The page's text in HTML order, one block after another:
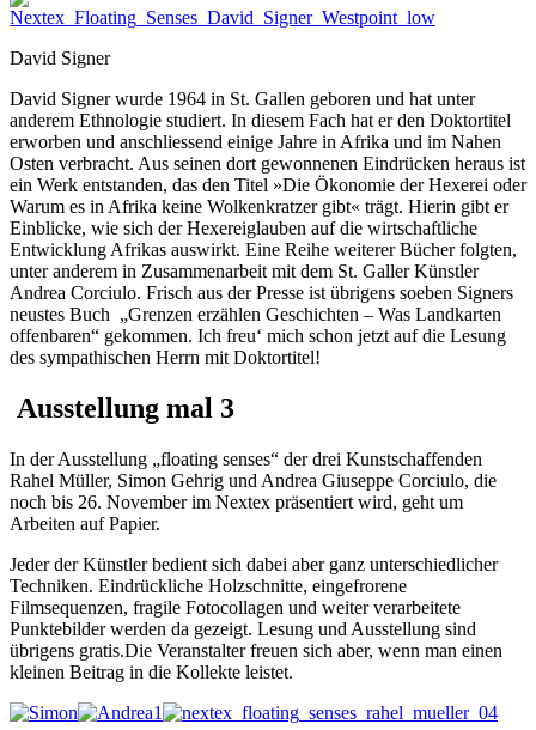
David Signer
David Signer wurde 1964 in St. Gallen geboren und hat unter
anderem Ethnologie studiert. In diesem Fach hat er den Doktortitel
erworben und anschliessend einige Jahre in Afrika und im Nahen
Osten verbracht. Aus seinen dort gewonnenen Eindrücken heraus ist
ein Werk entstanden, das den Titel »Die Ökonomie der Hexerei oder
Warum es in Afrika keine Wolkenkratzer gibt« trägt. Hierin gibt er
Einblicke, wie sich der Hexereiglauben auf die wirtschaftliche
Entwicklung Afrikas auswirkt. Eine Reihe weiterer Bücher folgten,
unter anderem in Zusammenarbeit mit dem St. Galler Künstler
Andrea Corciulo. Frisch aus der Presse ist übrigens soeben Signers
neustes Buch „Grenzen erzählen Geschichten – Was Landkarten
offenbaren“ gekommen. Ich freu‘ mich schon jetzt auf die Lesung
des sympathischen Herrn mit Doktortitel!
Ausstellung mal 3
In der Ausstellung „floating senses“ der drei Kunstschaffenden
Rahel Müller, Simon Gehrig und Andrea Giuseppe Corciulo, die
noch bis 26. November im Nextex präsentiert wird, geht um
Arbeiten auf Papier.
Jeder der Künstler bedient sich dabei aber ganz unterschiedlicher
Techniken. Eindrückliche Holzschnitte, eingefrorene
Filmsequenzen, fragile Fotocollagen und weiter verarbeitete
Punktebilder werden da gezeigt. Lesung und Ausstellung sind
übrigens gratis.Die Veranstalter freuen sich aber, wenn man einen
kleinen Beitrag in die Kollekte leistet.